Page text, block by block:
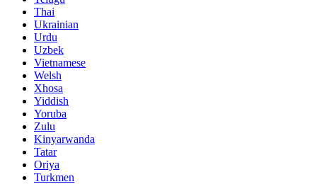
Thai
Ukrainian
Urdu
Uzbek
Vietnamese
Welsh
Xhosa
Yiddish
Yoruba
Zulu
Kinyarwanda
Tatar
Oriya
Turkmen